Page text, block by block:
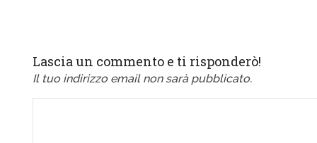
Lascia un commento e ti risponderò!
Il tuo indirizzo email non sarà pubblicato.